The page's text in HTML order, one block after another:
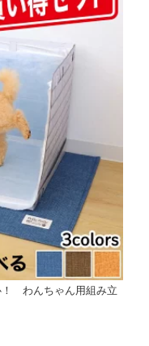
！ わんちゃん用組み立